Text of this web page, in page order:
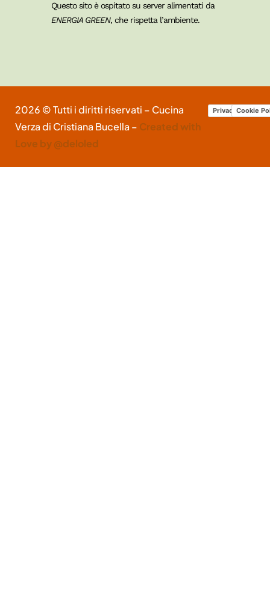
Questo sito è ospitato su server alimentati da
ENERGIA GREEN, che rispetta l’ambiente.
2026 © Tutti i diritti riservati – Cucina
Verza di Cristiana Bucella – Created with
Love by @deloled
Privacy Policy
Cookie